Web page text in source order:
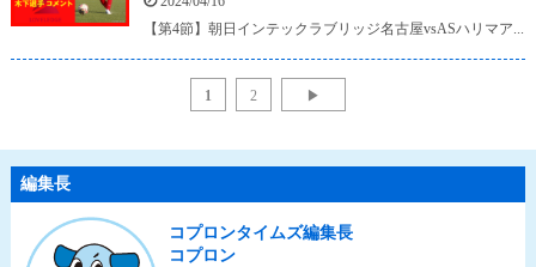
【第4節】朝日インテックラブリッジ名古屋vsASハリマア...
1 2 ▶
編集長
コプロンタイムズ編集長
コプロン